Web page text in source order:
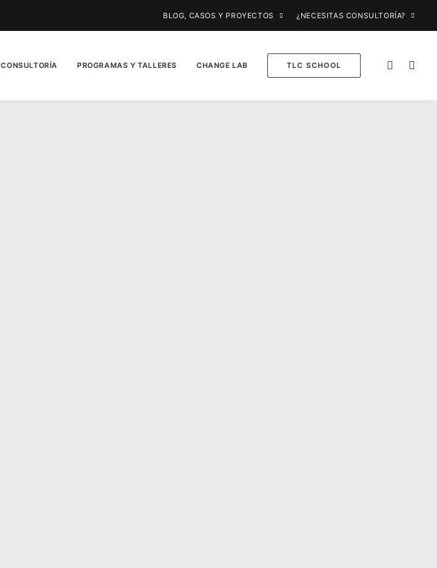
BLOG, CASOS Y PROYECTOS ¿NECESITAS CONSULTORÍA?
CONSULTORÍA PROGRAMAS Y TALLERES CHANGE LAB TLC SCHOOL